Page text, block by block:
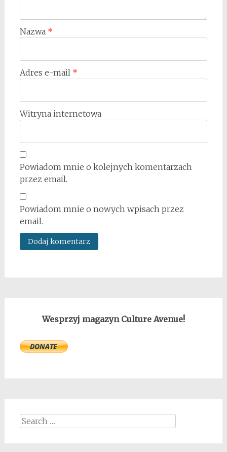
Nazwa *
Adres e-mail *
Witryna internetowa
Powiadom mnie o kolejnych komentarzach
przez email.
Powiadom mnie o nowych wpisach przez
email.
Wesprzyj magazyn Culture Avenue!
Search
for: